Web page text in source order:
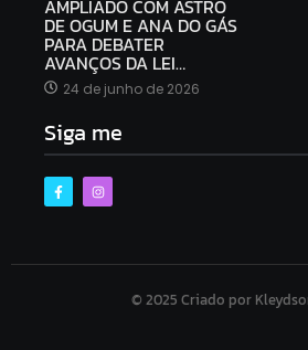
AMPLIADO COM ASTRO
DE OGUM E ANA DO GÁS
PARA DEBATER
AVANÇOS DA LEI…
24 de junho de 2026
Siga me
© 2025 Criado por